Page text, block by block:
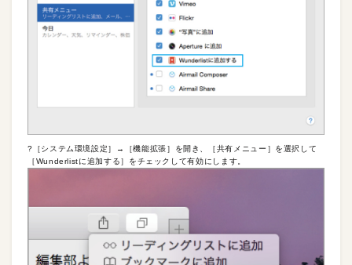
?［システム環境設定］→［機能拡張］を開き、［共有メニュー］を選択して
［Wunderlistに追加する］をチェックして有効にします。